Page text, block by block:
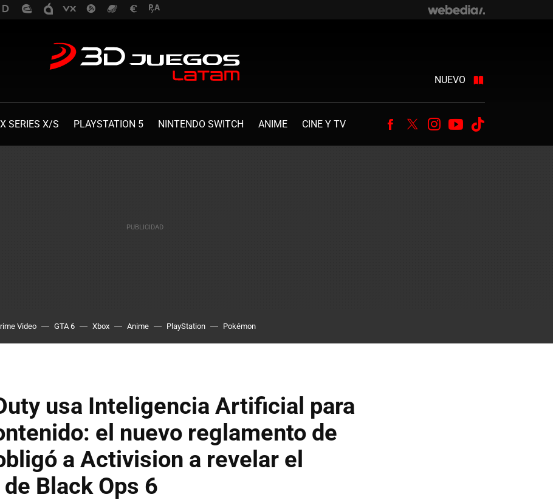
NUEVO
SERIES X/S PLAYSTATION 5 NINTENDO SWITCH ANIME CINE Y TV Facebook
TwitterInstagram
Youtube
Video GTA 6 Xbox Anime PlayStation Pokémon
usa Inteligencia Artificial para
el nuevo reglamento de
a Activision a revelar el
Black Ops 6